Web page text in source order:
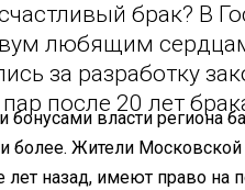
брак? В
любящим
за разработку
после 20 лет
власти региона
более. Жители
лет назад, имеют право на